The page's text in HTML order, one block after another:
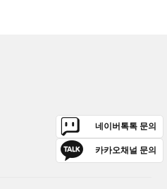
네이버톡톡 문의
카카오채널 문의